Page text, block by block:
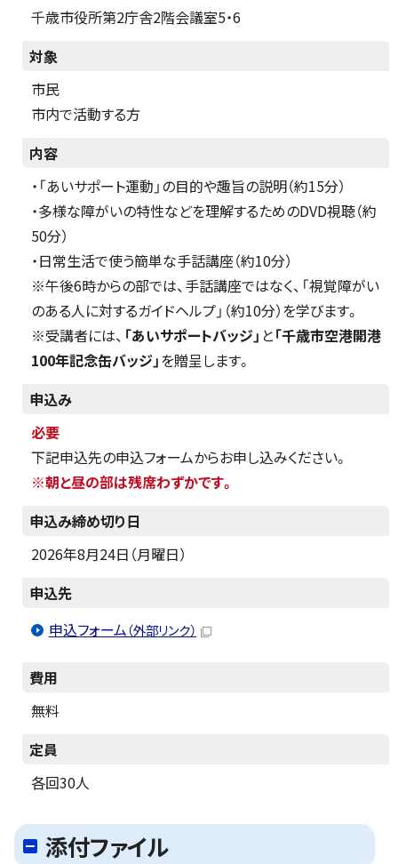
千歳市役所第2庁舎2階会議室5・6
対象
市民
市内で活動する方
内容
・「あいサポート運動」の目的や趣旨の説明（約15分）
・多様な障がいの特性などを理解するためのDVD視聴（約
50分）
・日常生活で使う簡単な手話講座（約10分）
※午後6時からの部では、手話講座ではなく、「視覚障がい
のある人に対するガイドヘルプ」（約10分）を学びます。
※受講者には、 「あいサポートバッジ」 と「千歳市空港開港
100年記念缶バッジ」を贈呈します。
申込み
必要
下記申込先の申込フォームからお申し込みください。
※朝と昼の部は残席わずかです。
申込み締め切り日
2026年8月24日（月曜日）
申込先
申込フォーム（外部リンク）
費用
無料
定員
各回30人
添付ファイル